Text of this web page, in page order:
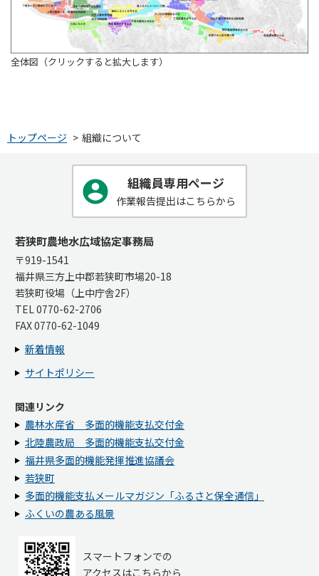
全体図（クリックすると拡大します）
トップページ 組織について
組織員専用ページ
作業報告提出はこちらから
若狭町農地水広域協定事務局
〒919-1541
福井県三方上中郡若狭町市場20-18
若狭町役場（上中庁舎2F）
TEL 0770-62-2706
FAX 0770-62-1049
新着情報
サイトポリシー
関連リンク
農林水産省 多面的機能支払交付金
北陸農政局 多面的機能支払交付金
福井県多面的機能発揮推進協議会
若狭町
多面的機能支払メールマガジン「ふるさと保全通信」
ふくいの農ある風景
スマートフォンでの
アクセスはこちらから